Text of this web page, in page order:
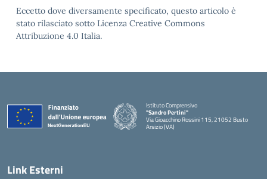
Eccetto dove diversamente specificato, questo articolo è
stato rilasciato sotto Licenza Creative Commons
Attribuzione 4.0 Italia.
Istituto Comprensivo
"Sandro Pertini"
Via Gioacchino Rossini 115, 21052 Busto
Arsizio (VA)
Link Esterni